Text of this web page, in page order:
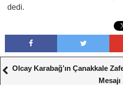
dedi.
Olcay Karabağ’ın Çanakkale
Mesajı